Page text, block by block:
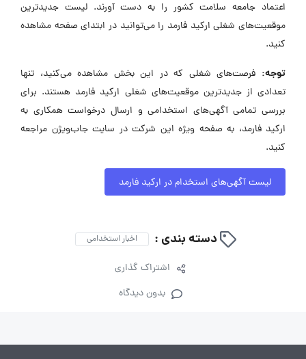
اعتماد جامعه سلامت کشور را به دست آورند. لیست جدیدترین
موقعیت‌های شغلی ارکید فارمد را می‌توانید در ابتدای صفحه مشاهده
کنید.
توجه: فرصت‌های شغلی که در این بخش مشاهده می‌کنید، تنها
تعدادی از جدیدترین موقعیت‌های شغلی ارکید فارمد هستند. برای
بررسی تمامی آگهی‌های استخدامی و ارسال درخواست همکاری به
ارکید فارمد، به صفحه ویژه این شرکت در سایت جاب‌ویژن مراجعه
کنید.
لیست آگهی‌های استخدام در ارکید فارمد
دسته بندی : اخبار استخدامی
اشتراک گذاری
بدون دیدگاه